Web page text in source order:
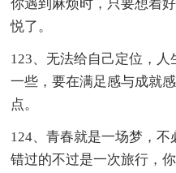
你遇到麻烦时，只要想着
悦了。
123、无法给自己定位，
一些，要在满足感与成就
点。
124、青春就是一场梦，不
错过的不过是一次旅行，